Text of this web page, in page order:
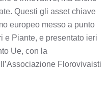
Questi gli asset chiave
europeo messo a punto
e Piante, e presentato ieri
Ue, con la
Florovivaisti